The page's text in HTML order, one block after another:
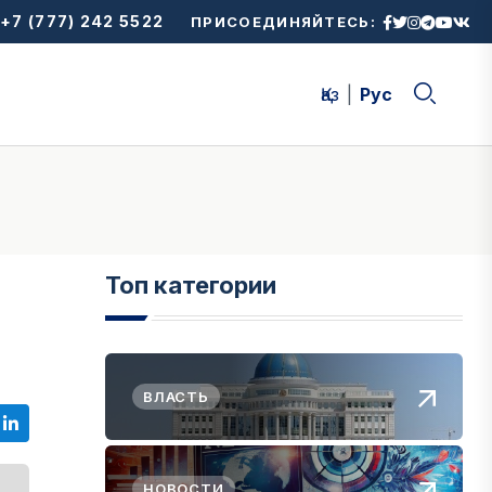
+7 (777) 242 5522 ПРИСОЕДИНЯЙТЕСЬ:
Қаз Рус
Топ категории
ВЛАСТЬ